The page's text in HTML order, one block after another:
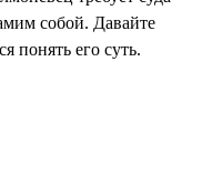
собой. Давайте
понять его суть.